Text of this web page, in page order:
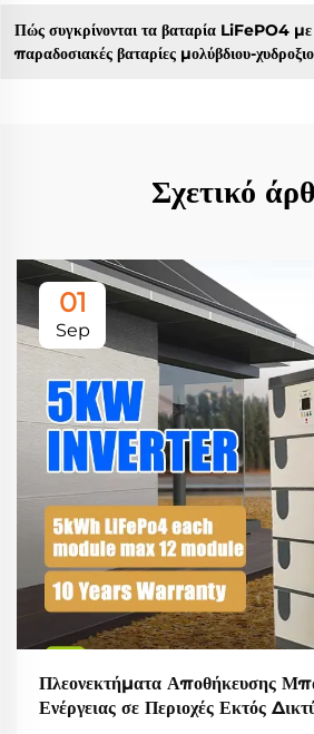
Πώς συγκρίνονται τα βαταρία LiFePO4 με
παραδοσιακές βαταρίες μολύβδιου-
Σχετικό
01
Sep
Πλεονεκτήματα Αποθήκευσης
Ενέργειας σε Περιοχές Εκτός